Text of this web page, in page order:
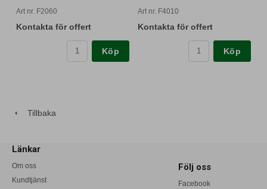
Art nr. F2060
Kontakta för offert
Köp
Art nr. F4010
Kontakta för offert
Köp
Tillbaka
Länkar
Om oss
Kundtjänst
Följ oss
Facebook